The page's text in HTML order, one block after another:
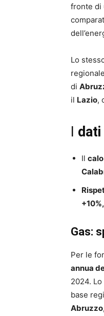
fronte di
Lo
di
il Lazio,
I dati
Il
+10%,
Gas:
Per le
annua
2024.
base
Abruzzo,